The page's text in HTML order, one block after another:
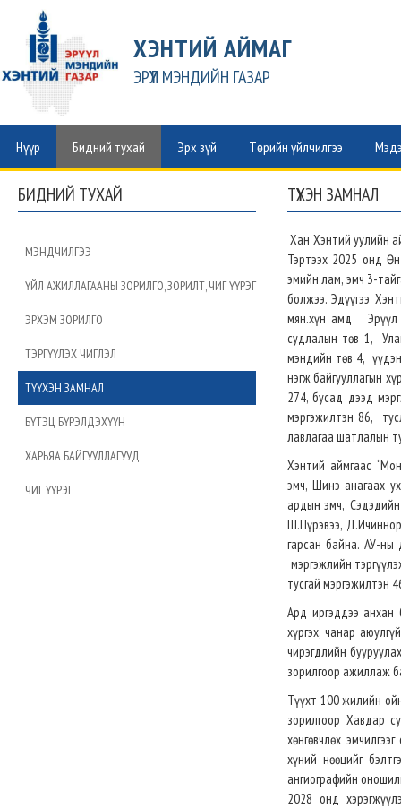
ХЭНТИЙ АЙМАГ
ЭРҮҮЛ МЭНДИЙН ГАЗАР
Нүүр Бидний тухай Эрх зүй Төрийн үйлчилгээ
БИДНИЙ ТУХАЙ
МЭНДЧИЛГЭЭ
ҮЙЛ АЖИЛЛАГААНЫ ЗОРИЛГО, ЗОРИЛТ, ЧИГ ҮҮРЭГ
ЭРХЭМ ЗОРИЛГО
ТЭРГҮҮЛЭХ ЧИГЛЭЛ
ТҮҮХЭН ЗАМНАЛ
БҮТЭЦ БҮРЭЛДЭХҮҮН
ХАРЬЯА БАЙГУУЛЛАГУУД
ЧИГ ҮҮРЭГ
ТҮҮХЭН ЗАМНАЛ
Хан Хэнтий уулийн
Тэртээх 2025 онд
эмийн лам, эмч 3-
болжээ. Эдүүгээ
мян.хүн амд Эрүүл
судлалын төв 1,
мэндийн төв 4,
нэгж байгууллагын
274, бусад дээд
мэргэжилтэн 86,
лавлагаа шатлалын
Хэнтий аймгаас
эмч, Шинэ анагаах
ардын эмч, Сэдэдийн
Ш.Пүрэвээ,
гарсан байна. АУ-ны
мэргэжлийн
тусгай мэргэжилтэн
Ард иргэддээ анхан
хүргэх, чанар
чирэгдлийн
зорилгоор ажиллаж
Түүхт 100 жилийн
зорилгоор Хавдар
хөнгөвчлөх
хүний нөөцийг
ангиографийн
2028 онд